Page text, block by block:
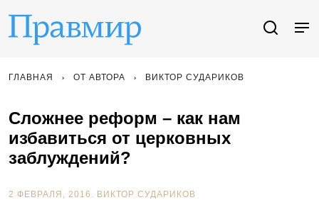
ГЛАВНАЯ ОТ АВТОРА ВИКТОР СУДАРИКОВ
Сложнее реформ – как нам
избавиться от церковных
заблуждений?
2 ФЕВРАЛЯ, 2016. ВИКТОР СУДАРИКОВ